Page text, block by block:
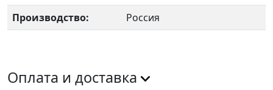
Производство:
Россия
Оплата и доставка